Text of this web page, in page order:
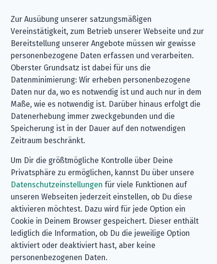
Zur Ausübung unserer satzungsmäßigen
Vereinstätigkeit, zum Betrieb unserer Webseite und zur
Bereitstellung unserer Angebote müssen wir gewisse
personenbezogene Daten erfassen und verarbeiten.
Oberster Grundsatz ist dabei für uns die
Datenminimierung: Wir erheben personenbezogene
Daten nur da, wo es notwendig ist und auch nur in dem
Maße, wie es notwendig ist. Darüber hinaus erfolgt die
Datenerhebung immer zweckgebunden und die
Speicherung ist in der Dauer auf den notwendigen
Zeitraum beschränkt.
Um Dir die größtmögliche Kontrolle über Deine
Privatsphäre zu ermöglichen, kannst Du über unsere
Datenschutzeinstellungen für viele Funktionen auf
unseren Webseiten jederzeit einstellen, ob Du diese
aktivieren möchtest. Dazu wird für jede Option ein
Cookie in Deinem Browser gespeichert. Dieser enthält
lediglich die Information, ob Du die jeweilige Option
aktiviert oder deaktiviert hast, aber keine
personenbezogenen Daten.